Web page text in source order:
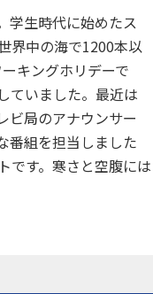
学生時代に始めたス
界中の海で1200本以
キングホリデーで
ていました。最近は
ビ局のアナウンサー
番組を担当しました
です。寒さと空腹には